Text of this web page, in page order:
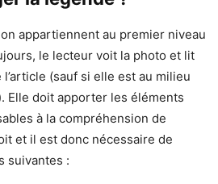
appartiennent au premier niveau
le lecteur voit la photo et lit
(sauf si elle est au milieu
Elle doit apporter les éléments
à la compréhension de
et il est donc nécessaire de
suivantes :